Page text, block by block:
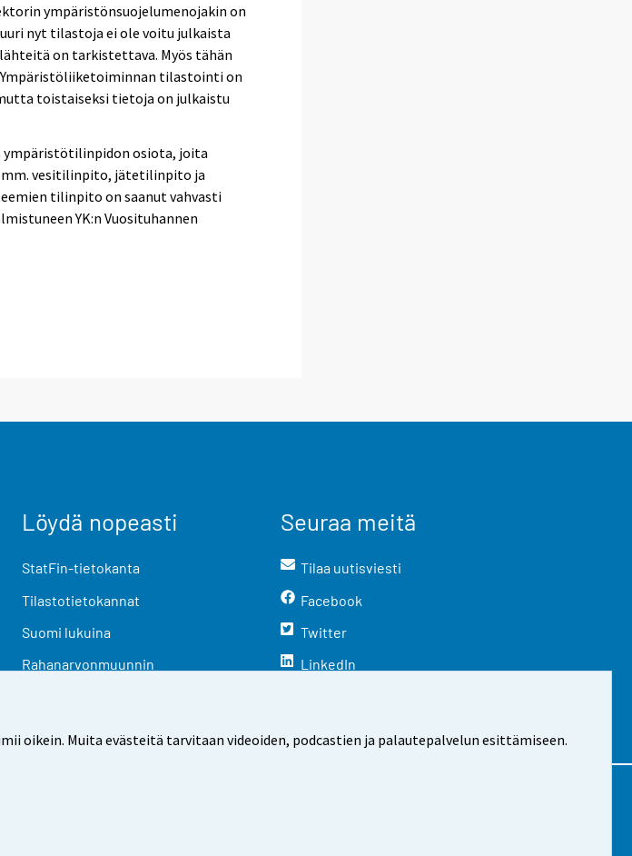
Muita evästeitä tarvitaan videoiden, podcastien ja palautepalvelun esittämiseen.
ympäristönsuojelumenojakin on
nyt tilastoja ei ole voitu julkaista
on tarkistettava. Myös tähän
tilastointi on
toistaiseksi tietoja on julkaistu
ympäristötilinpidon osiota, joita
vesitilinpito, jätetilinpito ja
tilinpito on saanut vahvasti
YK:n Vuosituhannen
Löydä nopeasti
StatFin-tietokanta
Tilastotietokannat
Suomi lukuina
Rahanarvonmuunnin
Seuraa meitä
Tilaa uutisviesti
Facebook
Twitter
LinkedIn